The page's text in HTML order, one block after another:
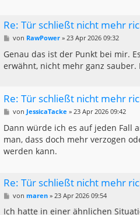
Re: Tür schließt nicht mehr
B
i
t
r
von RawPower» 23 Apr 2026 09:32
Genau das ist der Punkt bei mir.
erwähnt, nicht mehr ganz
Re: Tür schließt nicht mehr
B
i
t
r
a
g
von JessicaTacke » 23 Apr 2026 09:42
Dann würde ich es auf jeden Fall
man, dass doch mehr verzogen
werden kann.
Re: Tür schließt nicht mehr
B
i
von maren» 23 Apr 2026 09:54
Ich hatte in einer ähnlichen